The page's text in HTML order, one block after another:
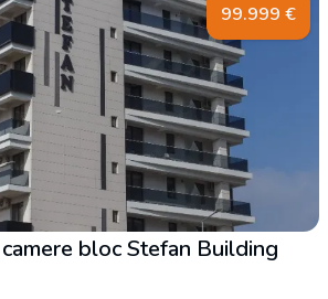
99.999 €
bloc Stefan Building